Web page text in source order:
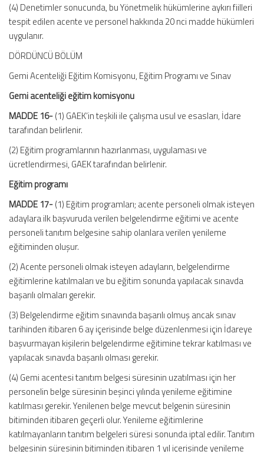
(4) Denetimler sonucunda, bu Yönetmelik hükümlerine aykırı fiilleri
tespit edilen acente ve personel hakkında 20 nci madde hükümleri
uygulanır.
DÖRDÜNCÜ BÖLÜM
Gemi Acenteliği Eğitim Komisyonu, Eğitim Programı ve Sınav
Gemi acenteliği eğitim komisyonu
MADDE 16-(1) GAEK’in teşkili ile çalışma usul ve esasları, İdare
tarafından belirlenir.
(2) Eğitim programlarının hazırlanması, uygulaması ve
ücretlendirmesi, GAEK tarafından belirlenir.
Eğitim programı
MADDE 17-(1) Eğitim programları; acente personeli olmak isteyen
adaylara ilk başvuruda verilen belgelendirme eğitimi ve acente
personeli tanıtım belgesine sahip olanlara verilen yenileme
eğitiminden oluşur.
(2) Acente personeli olmak isteyen adayların, belgelendirme
eğitimlerine katılmaları ve bu eğitim sonunda yapılacak sınavda
başarılı olmaları gerekir.
(3) Belgelendirme eğitim sınavında başarılı olmuş ancak sınav
tarihinden itibaren 6 ay içerisinde belge düzenlenmesi için İdareye
başvurmayan kişilerin belgelendirme eğitimine tekrar katılması ve
yapılacak sınavda başarılı olması gerekir.
(4) Gemi acentesi tanıtım belgesi süresinin uzatılması için her
personelin belge süresinin beşinci yılında yenileme eğitimine
katılması gerekir. Yenilenen belge mevcut belgenin süresinin
bitiminden itibaren geçerli olur. Yenileme eğitimlerine
katılmayanların tanıtım belgeleri süresi sonunda iptal edilir. Tanıtım
belgesinin süresinin bitiminden itibaren 1 yıl içerisinde yenileme